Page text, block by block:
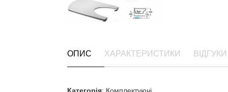
ОПИС ХАРАКТЕРИСТИКИ